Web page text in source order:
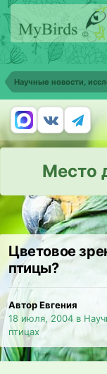
Научные новости,
Место
Цветовое
птицы?
Автор Евгения
18 июля, 2004 в
птицах